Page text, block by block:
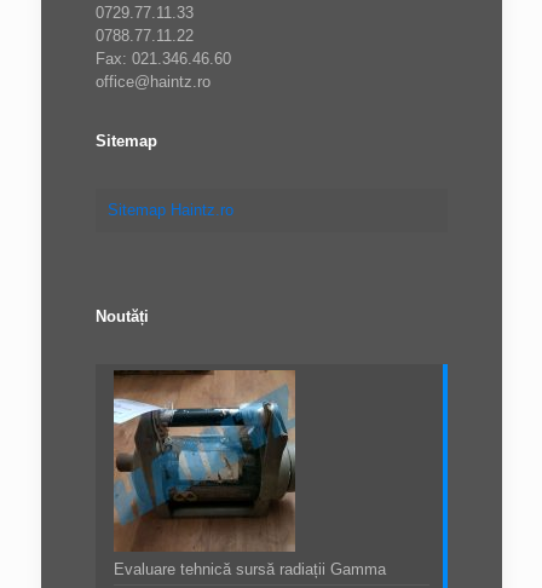
0729.77.11.33
0788.77.11.22
Fax: 021.346.46.60
office@haintz.ro
Sitemap
Sitemap Haintz.ro
Noutăți
Evaluare tehnică sursă radiații Gamma